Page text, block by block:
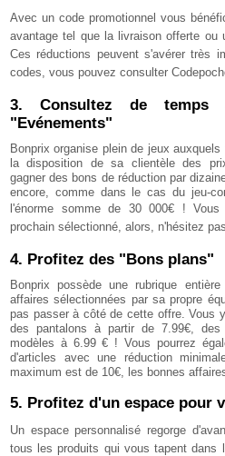
Avec un code promotionnel vous
avantage tel que la livraison offerte ou
Ces réductions peuvent s'avérer très
codes, vous pouvez consulter
3. Consultez de
"Evénements"
Bonprix organise plein de jeux
la disposition de sa clientèle des
gagner des bons de réduction par
encore, comme dans le cas du jeu-
l'énorme somme de 30 000€ ! Vous
prochain sélectionné, alors, n'hésitez
4. Profitez des "Bons plans"
Bonprix possède une rubrique
affaires sélectionnées par sa propre
pas passer à côté de cette offre. Vous
des pantalons à partir de 7.99€,
modèles à 6.99 € ! Vous pourrez
d'articles avec une réduction
maximum est de 10€, les bonnes
5. Profitez d'un espace pour
Un espace personnalisé regorge
tous les produits qui vous tapent dans